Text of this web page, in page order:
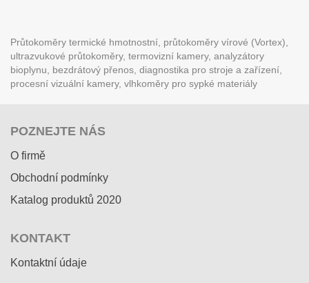
Průtokoměry termické hmotnostní, průtokoměry vírové (Vortex),
ultrazvukové průtokoměry, termovizní kamery, analyzátory
bioplynu, bezdrátový přenos, diagnostika pro stroje a zařízení,
procesní vizuální kamery, vlhkoměry pro sypké materiály
POZNEJTE NÁS
O firmě
Obchodní podmínky
Katalog produktů 2020
KONTAKT
Kontaktní údaje